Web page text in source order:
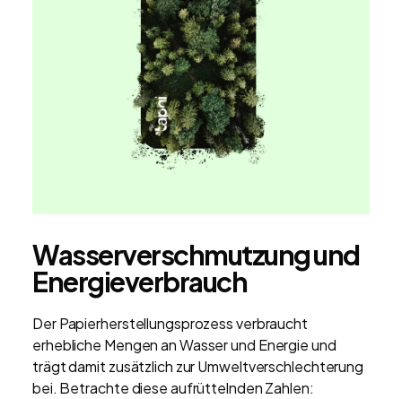
Wasserverschmutzung und
Energieverbrauch
Der Papierherstellungsprozess verbraucht
erhebliche Mengen an Wasser und Energie und
trägt damit zusätzlich zur Umweltverschlechterung
bei. Betrachte diese aufrüttelnden Zahlen: